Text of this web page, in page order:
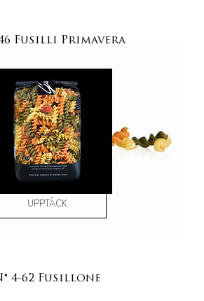
46 Fusilli Primavera
UPPTÄCK
4-62 Fusillone